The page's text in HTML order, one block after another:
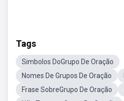
Tags
Simbolos DoGrupo De Oração
Nomes De Grupos De Oração
Frase SobreGrupo De Oração